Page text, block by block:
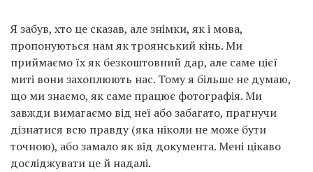
Я забув, хто це сказав, але знімки, як і мова,
пропонуються нам як троянський кінь. Ми
приймаємо їх як безкоштовний дар, але саме цієї
миті вони захоплюють нас. Тому я більше не думаю,
що ми знаємо, як саме працює фотографія. Ми
завжди вимагаємо від неї або забагато, прагнучи
дізнатися всю правду (яка ніколи не може бути
точною), або замало як від документа. Мені цікаво
досліджувати це й надалі.